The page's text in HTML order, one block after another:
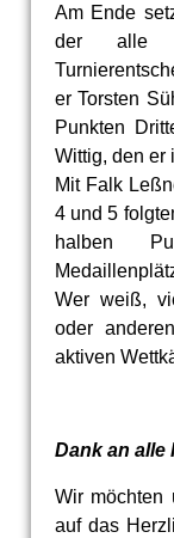
Am Ende
der alle
er Torsten
Punkten
Wittig, den er
Mit Falk
4 und 5
halben
Wer weiß,
oder
aktiven
Dank an alle
Wir
auf das